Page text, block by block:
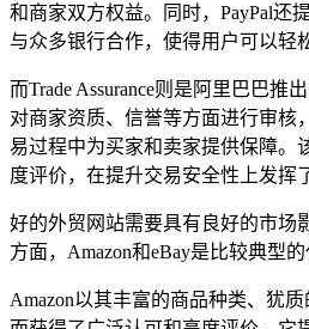
和商家双方权益。同时，PayPal还
与众多银行合作，使得用户可以轻
而Trade Assurance则是阿里巴巴推
对商家资质、信誉等方面进行审核
易过程中为买家和卖家提供保障。
度评价，在提升交易安全性上发挥
好的外贸网站需要具有良好的市场
方面，Amazon和eBay是比较典型的
Amazon以其丰富的商品种类、犹